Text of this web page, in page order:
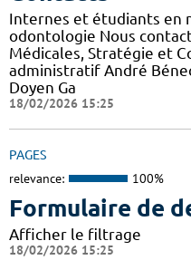
Internes et étudiants en
odontologie Nous
Médicales, Stratégie et
administratif André
Doyen Ga
18/02/2026 15:25
PAGES
relevance: 100%
Formulaire de
Afficher le filtrage
18/02/2026 15:25